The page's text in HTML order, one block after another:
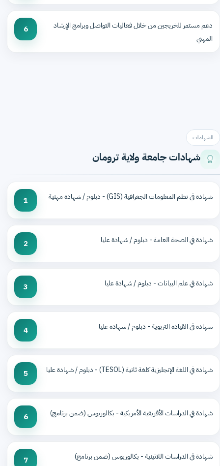
دعم مستمر للخريجين من خلال فعاليات التواصل وبرامج الإرشاد
المهني
6
الشهادات
شهادات جامعة ولاية ترومان
شهادة في نظم المعلومات الجغرافية (GIS) - دبلوم / شهادة مهنية 1
شهادة في الصحة العامة - دبلوم / شهادة عليا 2
شهادة في علم البيانات - دبلوم / شهادة عليا 3
شهادة في القيادة التربوية - دبلوم / شهادة عليا 4
شهادة في اللغة الإنجليزية كلغة ثانية (TESOL) - دبلوم / شهادة عليا 5
شهادة في الدراسات الأفريقية الأمريكية - بكالوريوس (ضمن برنامج) 6
شهادة في الدراسات اللاتينية - بكالوريوس (ضمن برنامج) 7